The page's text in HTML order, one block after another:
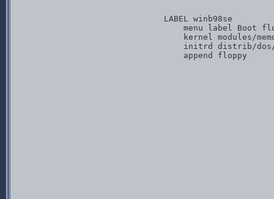
LABEL winb98se
menu label Boot
kernel modules/
initrd distrib/
    append floppy